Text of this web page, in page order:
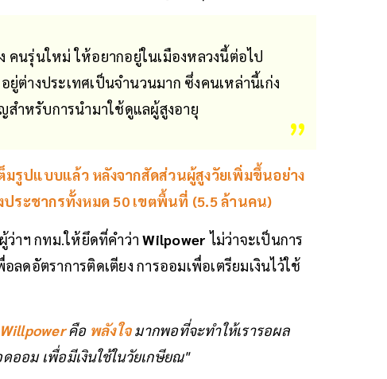
คนรุ่นใหม่ ให้อยากอยู่ในเมืองหลวงนี้ต่อไป
ต่างประเทศเป็นจำนวนมาก ซึ่งคนเหล่านี้เก่ง
ำหรับการนำมาใช้ดูแลผู้สูงอายุ
มรูปแบบแล้ว หลังจากสัดส่วนผู้สูงวัยเพิ่มขึ้นอย่าง
ระชากรทั้งหมด 50 เขตพื้นที่ (5.5 ล้านคน)
ว่าฯ กทม.ให้ยึดที่คำว่าWilpower ไม่ว่าจะเป็นการ
ลดอัตราการติดเตียง การออมเพื่อเตรียมเงินไว้ใช้
คือ พลังใจมากพอที่จะทำให้เรารอผล
ออม เพื่อมีเงินใช้ในวัยเกษียณ"